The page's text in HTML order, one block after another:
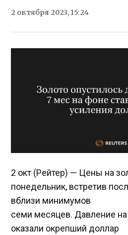
2 октября 2023, 15:24
2 окт (Рейтер) — Цены на
понедельник, встретив
вблизи минимумов
семи месяцев. Давление
оказали окрепший доллар